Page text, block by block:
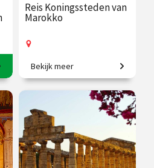
Reis Koningssteden van
Marokko
9-daagse vliegreis o.l.v.
Krzysztof Dobrowolski-
€ 3250.00
vanaf 8
Op locatie
Bekijk meer